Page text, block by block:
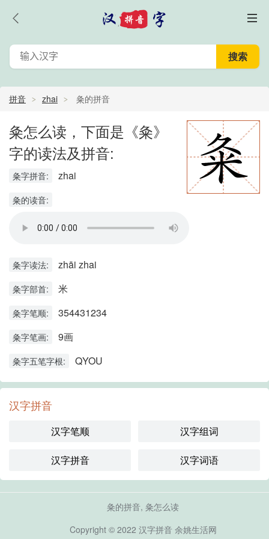
拼音 zhai 粂的拼音
粂怎么读，下面是《粂》
字的读法及拼音:
粂字拼音: zhai
粂的读音:
粂字读法: zhāi zhai
粂字部首: 米
粂字笔顺: 354431234
粂字笔画: 9画
粂字五笔字根: QYOU
汉字拼音
汉字笔顺 汉字组词
汉字拼音 汉字词语
粂的拼音, 粂怎么读
Copyright © 2022 汉字拼音余姚生活网